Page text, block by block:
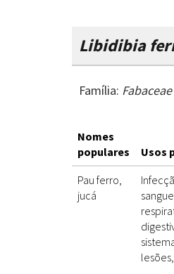
Libidibia
Família: Fabaceae
Nomes
populares
Usos
Pau ferro,
jucá